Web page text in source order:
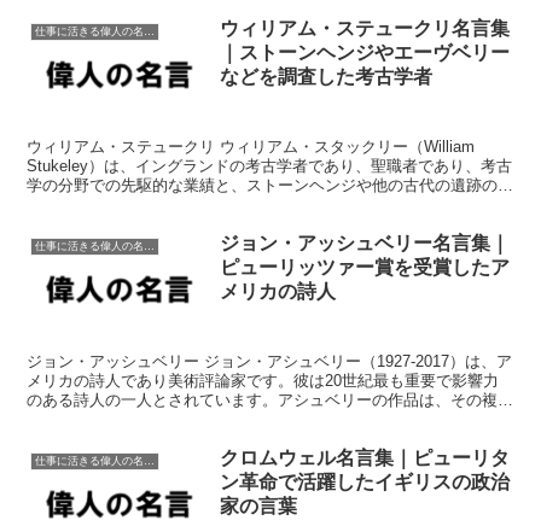
仕事に活きる偉人の名言格言
ウィリアム・ステュークリ名言集
｜ストーンヘンジやエーヴベリー
などを調査した考古学者
ウィリアム・ステュークリ ウィリアム・スタックリー（William
Stukeley）は、イングランドの考古学者であり、聖職者であり、考古
学の分野での先駆的な業績と、ストーンヘンジや他の古代の遺跡の理
仕事に活きる偉人の名言格言
ジョン・アッシュベリー名言集｜
ピューリッツァー賞を受賞したア
メリカの詩人
ジョン・アッシュベリー ジョン・アシュベリー（1927-2017）は、ア
メリカの詩人であり美術評論家です。彼は20世紀最も重要で影響力
のある詩人の一人とされています。アシュベリーの作品は、その複雑
仕事に活きる偉人の名言格言
クロムウェル名言集｜ピューリタ
ン革命で活躍したイギリスの政治
家の言葉